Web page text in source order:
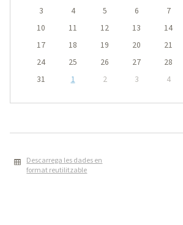
3
4 5 6 7
10
11 12 13 14
17
18 19 20 21
24
25 26 27 28
31
1 2 3 4
Descarrega les dades en
format reutilitzable